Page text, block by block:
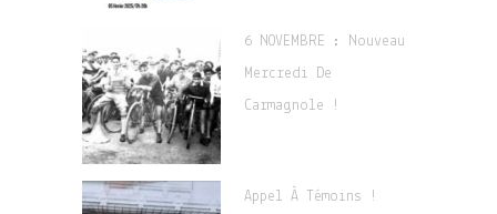
6 NOVEMBRE : Nouveau
Mercredi De
Carmagnole !
Appel À Témoins !